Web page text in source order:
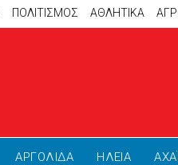
ΠΟΛΙΤΙΣΜΟΣ ΑΘΛΗΤΙΚΆ
ΑΡΓΟΛΙΔΑ ΗΛΕΙΑ